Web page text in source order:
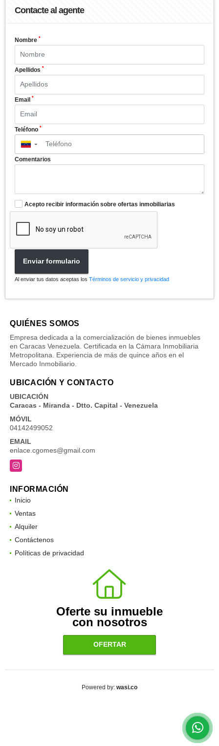
Contacte al agente
Nombre *
Apellidos *
Email *
Teléfono *
▼
Comentarios
Acepto recibir información sobre ofertas inmobiliarias
Enviar formulario
Al enviar tus datos aceptas los Términos de servicio y privacidad
QUIÉNES SOMOS
Empresa dedicada a la comercialización de bienes inmuebles
en Caracas Venezuela. Certificada en la Cámara Inmobiliaria
Metropolitana. Experiencia de más de quince años en el
Mercado Inmobiliario.
UBICACIÓN Y CONTACTO
UBICACIÓN
Caracas - Miranda - Dtto. Capital - Venezuela
MÓVIL
04142499052
EMAIL
enlace.cgomes@gmail.com
Instagram
INFORMACIÓN
Inicio
Ventas
Alquiler
Contáctenos
Políticas de privacidad
Oferte su inmueble
con nosotros
OFERTAR
Powered by: wasi.co